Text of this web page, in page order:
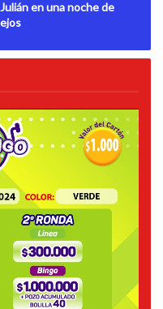
en una noche de